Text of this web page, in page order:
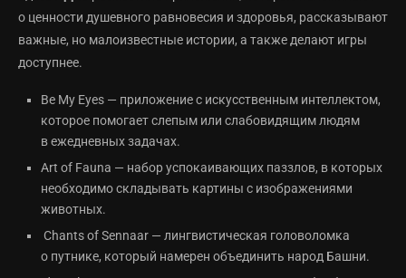
о ценности душевного равновесия и здоровья, рассказывают
важные, но малоизвестные истории, а также делают игры
доступнее.
Be My Eyes — приложение с искусственным интеллектом,
которое помогает слепым или слабовидящим людям
в ежедневных задачах.
Art of Fauna — набор успокаивающих паззлов, в которых
необходимо складывать картины с изображениями
животных.
Chants of Sennaar — лингвистическая головоломка
о путнике, который намерен объединить народ Башни.